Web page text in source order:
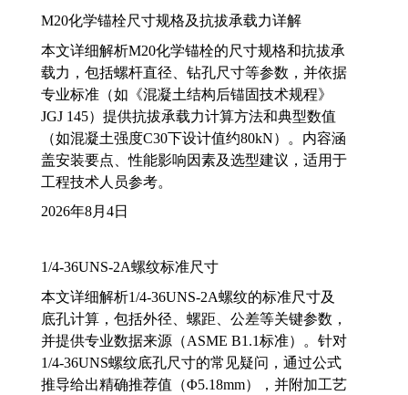
M20化学锚栓尺寸规格及抗拔承载力详解
本文详细解析M20化学锚栓的尺寸规格和抗拔承
载力，包括螺杆直径、钻孔尺寸等参数，并依据
专业标准（如《混凝土结构后锚固技术规程》
JGJ 145）提供抗拔承载力计算方法和典型数值
（如混凝土强度C30下设计值约80kN）。内容涵
盖安装要点、性能影响因素及选型建议，适用于
工程技术人员参考。
2026年8月4日
1/4-36UNS-2A螺纹标准尺寸
本文详细解析1/4-36UNS-2A螺纹的标准尺寸及
底孔计算，包括外径、螺距、公差等关键参数，
并提供专业数据来源（ASME B1.1标准）。针对
1/4-36UNS螺纹底孔尺寸的常见疑问，通过公式
推导给出精确推荐值（Φ5.18mm），并附加工艺